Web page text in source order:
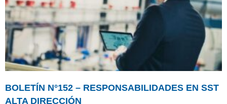
BOLETÍN N°152 – RESPONSABILIDADES EN SST
ALTA DIRECCIÓN